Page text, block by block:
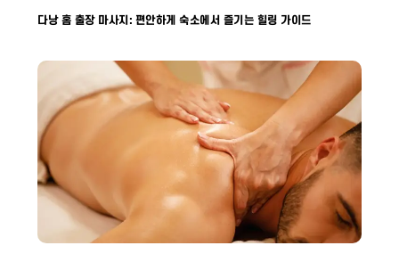
다낭 홈 출장 마사지: 편안하게 숙소에서 즐기는 힐링 가이드